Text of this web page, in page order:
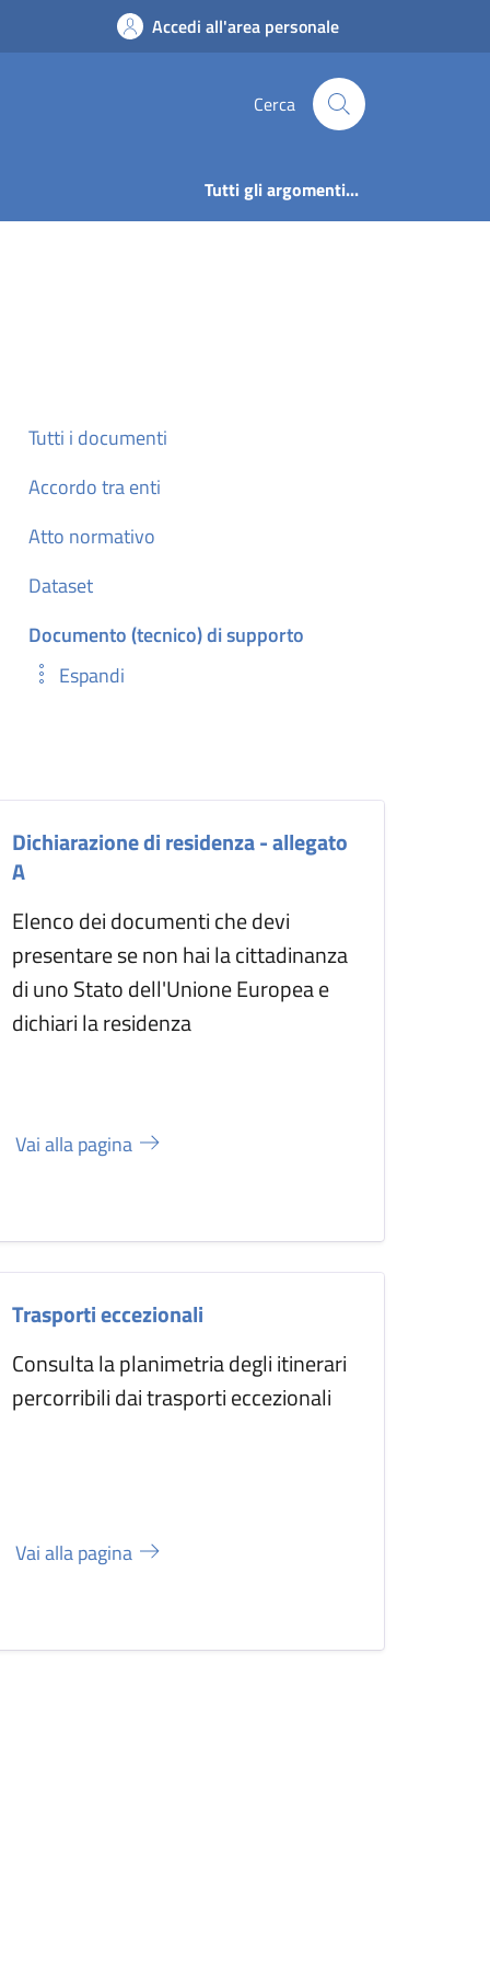
di Artogne
Accedi all'area personale
Cerca
Tutti gli argomenti...
Tutti i documenti
Accordo tra enti
Atto normativo
Dataset
Documento (tecnico) di supporto
Espandi
Dichiarazione di residenza - allegato
A
Elenco dei documenti che devi
presentare se non hai la cittadinanza
di uno Stato dell'Unione Europea e
dichiari la residenza
Vai alla pagina
Trasporti eccezionali
Consulta la planimetria degli itinerari
percorribili dai trasporti eccezionali
Vai alla pagina